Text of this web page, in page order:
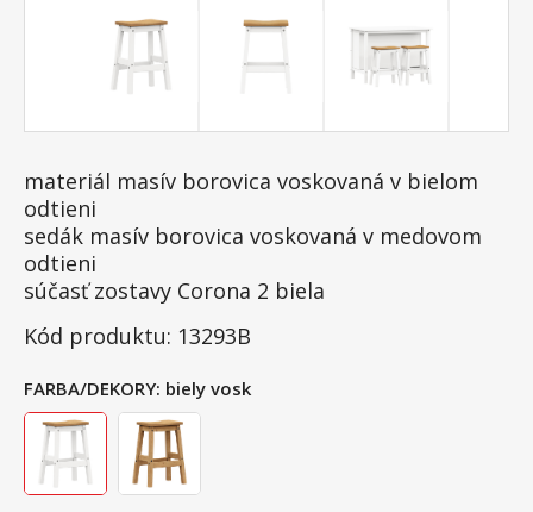
materiál masív borovica voskovaná v bielom
odtieni
sedák masív borovica voskovaná v medovom
odtieni
súčasť zostavy Corona 2 biela
Kód produktu: 13293B
FARBA/DEKORY: biely vosk